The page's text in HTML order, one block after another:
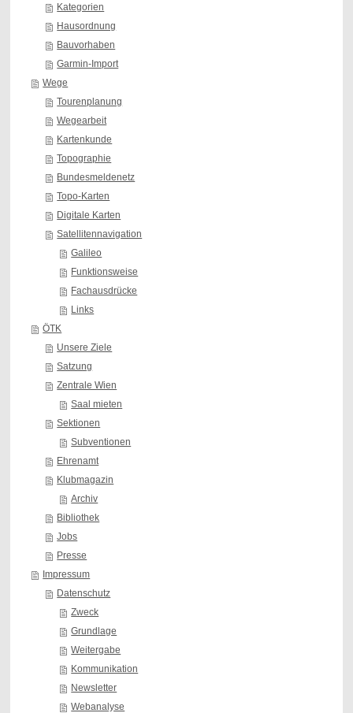
Kategorien
Hausordnung
Bauvorhaben
Garmin-Import
Wege
Tourenplanung
Wegearbeit
Kartenkunde
Topographie
Bundesmeldenetz
Topo-Karten
Digitale Karten
Satellitennavigation
Galileo
Funktionsweise
Fachausdrücke
Links
ÖTK
Unsere Ziele
Satzung
Zentrale Wien
Saal mieten
Sektionen
Subventionen
Ehrenamt
Klubmagazin
Archiv
Bibliothek
Jobs
Presse
Impressum
Datenschutz
Zweck
Grundlage
Weitergabe
Kommunikation
Newsletter
Webanalyse